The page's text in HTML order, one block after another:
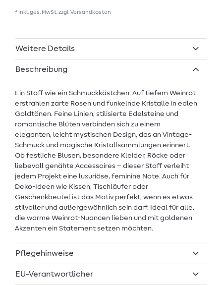
* inkl. ges. MwSt. zzgl. Versandkosten
Weitere Details
Beschreibung
Ein Stoff wie ein Schmuckkästchen: Auf tiefem Weinrot
erstrahlen zarte Rosen und funkelnde Kristalle in edlen
Goldtönen. Feine Linien, stilisierte Edelsteine und
romantische Blüten verbinden sich zu einem
eleganten, leicht mystischen Design, das an Vintage-
Schmuck und magische Kristallsammlungen erinnert.
Ob festliche Blusen, besondere Kleider, Röcke oder
liebevoll genähte Accessoires – dieser Stoff verleiht
jedem Projekt eine luxuriöse, feminine Note. Auch für
Deko-Ideen wie Kissen, Tischläufer oder
Geschenkbeutel ist das Motiv perfekt, wenn es etwas
stilvoller und außergewöhnlich sein darf. Ideal für alle,
die warme Weinrot-Nuancen lieben und mit goldenen
Akzenten ein Statement setzen möchten.
Pflegehinweise
EU-Verantwortlicher